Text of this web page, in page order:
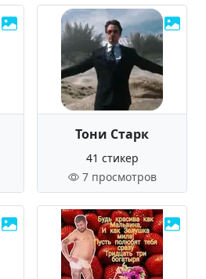
Тони Старк
41 стикер
7 просмотров